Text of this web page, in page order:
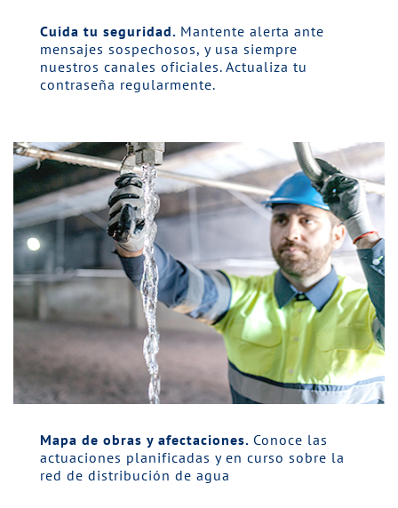
Cuida tu seguridad. Mantente alerta ante
mensajes sospechosos, y usa siempre
nuestros canales oficiales. Actualiza tu
contraseña regularmente.
Mapa de obras y afectaciones. Conoce las
actuaciones planificadas y en curso sobre la
red de distribución de agua